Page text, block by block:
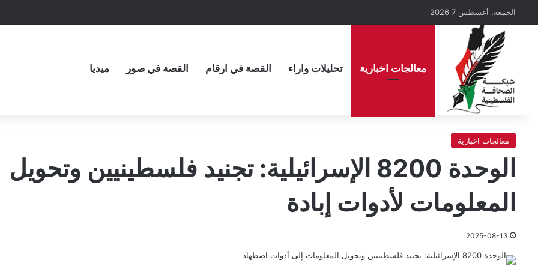
الجمعة, أغسطس 7 2026
معالجات اخبارية تحليلات واراء القصة في ارقام القصة في صور ميديا
معالجات اخبارية
الوحدة 8200 الإسرائيلية: تجنيد فلسطينيين وتحويل
المعلومات لأدوات إبادة
2025-08-13